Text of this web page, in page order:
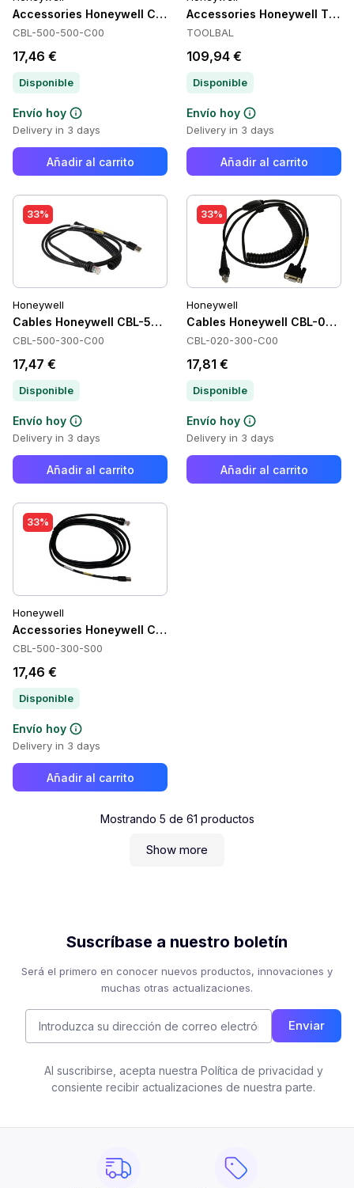
Accessories Honeywell CBL-500-500-C00
CBL-500-500-C00
17,46 €
Disponible
Envío hoy
Delivery in 3 days
Añadir al carrito
Accessories Honeywell
TOOLBAL
109,94 €
Disponible
Envío hoy
Delivery in 3 days
Añadir al carrito
33%
Honeywell
Cables Honeywell CBL-500-300-C00
CBL-500-300-C00
17,47 €
Disponible
Envío hoy
Delivery in 3 days
Añadir al carrito
33%
Honeywell
Cables Honeywell CBL-020-
CBL-020-300-C00
17,81 €
Disponible
Envío hoy
Delivery in 3 days
Añadir al carrito
33%
Honeywell
Accessories Honeywell CBL-500-300-S00
CBL-500-300-S00
17,46 €
Disponible
Envío hoy
Delivery in 3 days
Añadir al carrito
Mostrando 5 de 61 productos
Show more
Suscríbase a nuestro boletín
Será el primero en conocer nuevos productos, innovaciones y
muchas otras actualizaciones.
Enviar
Al suscribirse, acepta nuestra Política de privacidad y
consiente recibir actualizaciones de nuestra parte.